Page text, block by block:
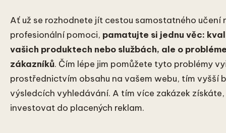
Ať už se rozhodnete jít cestou samostatného učení
profesionální pomoci, pamatujte si jednu věc:
vašich produktech nebo službách, ale o
zákazníků. Čím lépe jim pomůžete tyto problémy
prostřednictvím obsahu na vašem webu, tím vyšší
výsledcích vyhledávání. A tím více zakázek získáte,
investovat do placených reklam.